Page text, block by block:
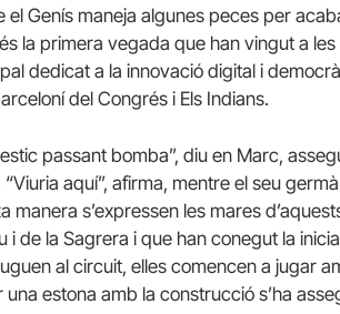
el Genís maneja algunes peces per
la primera vegada que han vingut a les
dedicat a la innovació digital i
del Congrés i Els Indians.
estic passant bomba”, diu en Marc,
“Viuria aquí”, afirma, mentre el seu
manera s’expressen les mares
i de la Sagrera i que han conegut la
al circuit, elles comencen a jugar
una estona amb la construcció s’ha